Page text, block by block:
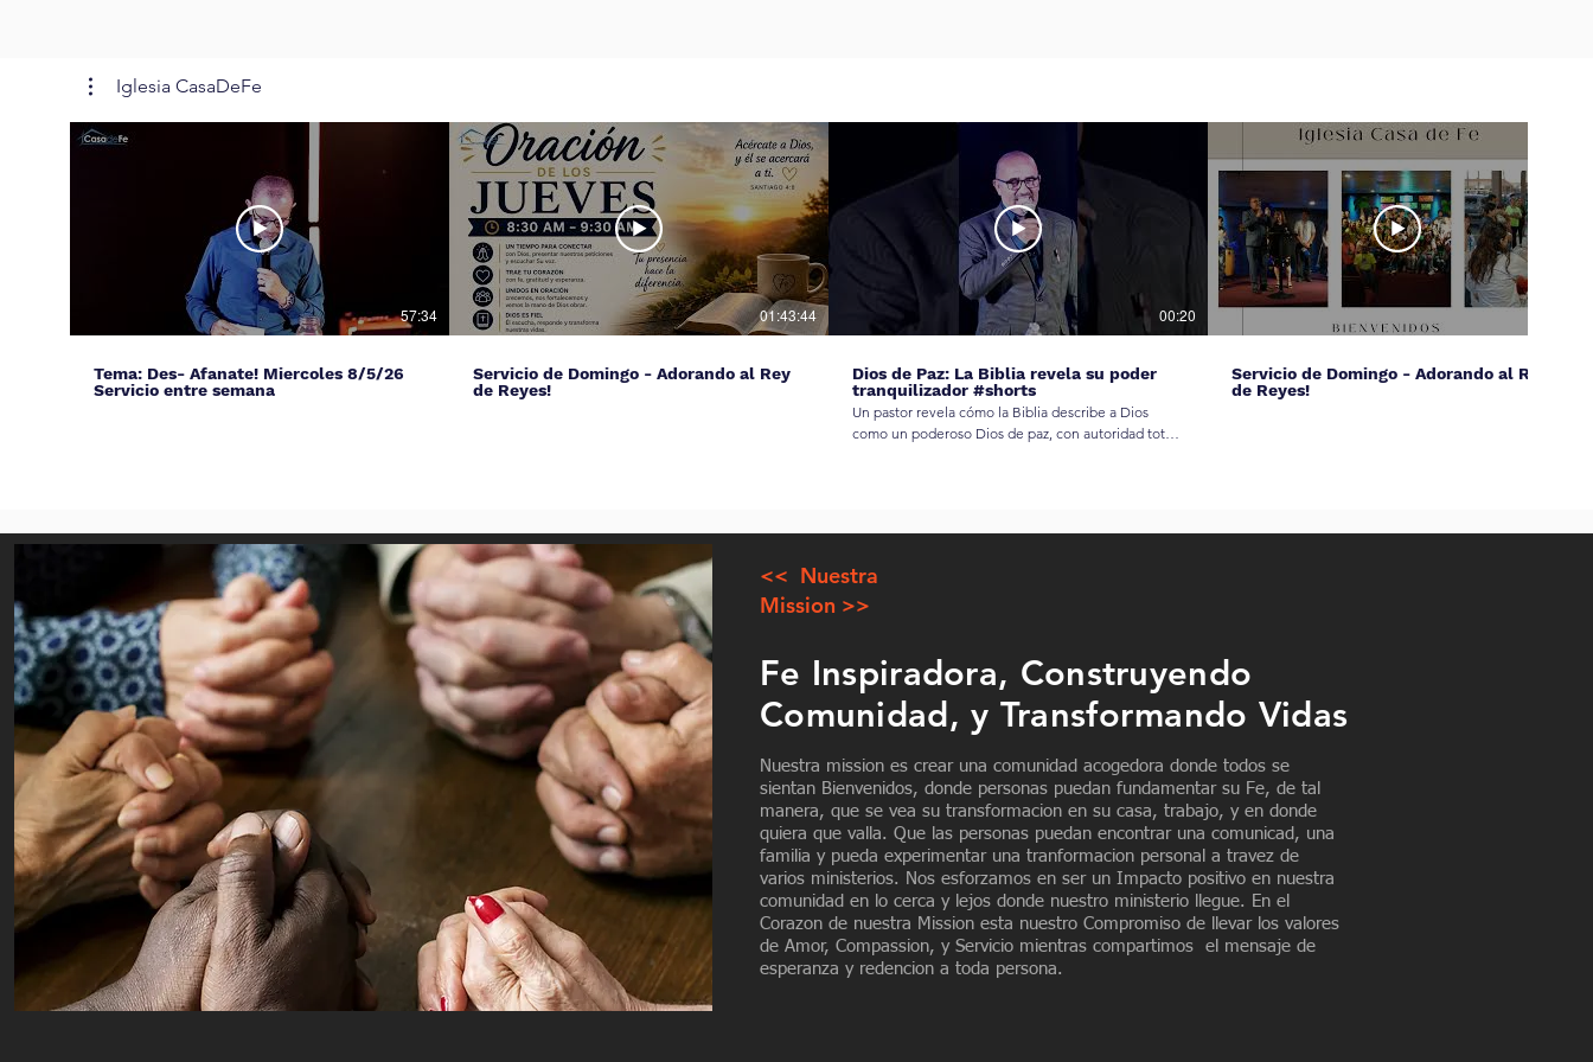
Iglesia CasaDeFe
57:34
Tema: Des- Afanate! Miercoles 8/5/26
Servicio entre semana
01:43:44
Servicio de Domingo - Adorando al Rey
de Reyes!
00:20
Dios de Paz: La Biblia revela su poder
tranquilizador #shorts
Un pastor revela cómo la Biblia describe a Dios
como un poderoso Dios de paz, con autoridad total
Servicio de Domingo - Adorando al Rey
de Reyes!
<< Nuestra
Mission >>
Fe Inspiradora, Construyendo
Comunidad, y Transformando Vidas
Nuestra mission es crear una comunidad acogedora donde todos se
sientan Bienvenidos, donde personas puedan fundamentar su Fe, de tal
manera, que se vea su transformacion en su casa, trabajo, y en donde
quiera que valla. Que las personas puedan encontrar una comunicad, una
familia y pueda experimentar una tranformacion personal a travez de
varios ministerios. Nos esforzamos en ser un Impacto positivo en nuestra
comunidad en lo cerca y lejos donde nuestro ministerio llegue. En el
Corazon de nuestra Mission esta nuestro Compromiso de llevar los valores
de Amor, Compassion, y Servicio mientras compartimos el mensaje de
esperanza y redencion a toda persona.